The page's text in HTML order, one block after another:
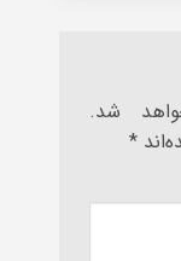
شد.
*